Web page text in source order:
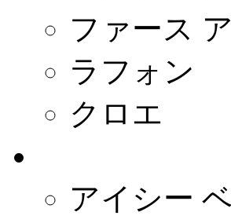
ファース
ラフォン
クロエ
アイシー